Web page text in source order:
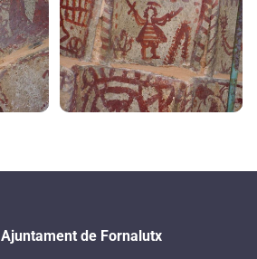
Ajuntament de Fornalutx